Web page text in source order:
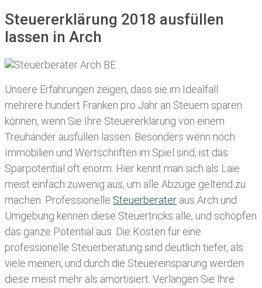
Steuererklärung 2018 ausfüllen
lassen in Arch
Unsere Erfahrungen zeigen, dass sie im Idealfall
mehrere hundert Franken pro Jahr an Steuern sparen
können, wenn Sie Ihre Steuererklärung von einem
Treuhänder ausfüllen lassen . Besonders wenn noch
Immobilien und Wertschriften im Spiel sind, ist das
Sparpotential oft enorm. Hier kennt man sich als Laie
meist einfach zuwenig aus, um alle Abzüge geltend zu
machen. Professionelle Steuerberater aus Arch und
Umgebung kennen diese Steuertricks alle, und schöpfen
das ganze Potential aus. Die Kosten für eine
professionelle Steuerberatung sind deutlich tiefer, als
viele meinen, und durch die Steuereinsparung werden
diese meist mehr als amortisiert. Verlangen Sie Ihre